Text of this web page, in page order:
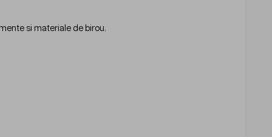
si materiale de birou.